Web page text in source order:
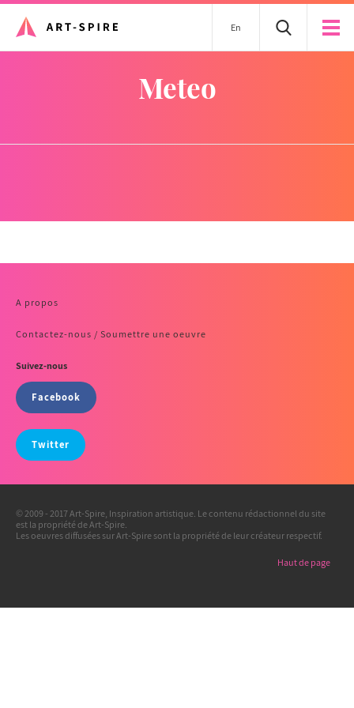
En
meteo
A propos
Contactez-nous / Soumettre une oeuvre
Suivez-nous
Facebook
Twitter
© 2009 - 2017 Art-Spire, Inspiration artistique. Le contenu rédactionnel du site
est la propriété de Art-Spire.
Les oeuvres diffusées sur Art-Spire sont la propriété de leur créateur respectif.
Haut de page